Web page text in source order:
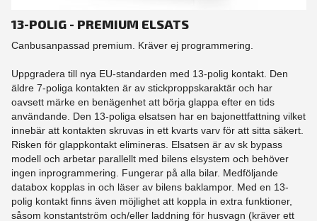
13-POLIG - PREMIUM ELSATS
Canbusanpassad premium. Kräver ej programmering.
Uppgradera till nya EU-standarden med 13-polig kontakt. Den
äldre 7-poliga kontakten är av stickproppskaraktär och har
oavsett märke en benägenhet att börja glappa efter en tids
användande. Den 13-poliga elsatsen har en bajonettfattning vilket
innebär att kontakten skruvas in ett kvarts varv för att sitta säkert.
Risken för glappkontakt elimineras. Elsatsen är av sk bypass
modell och arbetar parallellt med bilens elsystem och behöver
ingen inprogrammering. Fungerar på alla bilar. Medföljande
databox kopplas in och läser av bilens baklampor. Med en 13-
polig kontakt finns även möjlighet att koppla in extra funktioner,
såsom konstantström och/eller laddning för husvagn (kräver ett